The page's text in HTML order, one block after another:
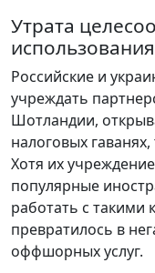
Утрата
Российские и
учреждать
Шотландии,
налоговых
Хотя их
популярные
работать с
превратилось в
оффшорных услуг.